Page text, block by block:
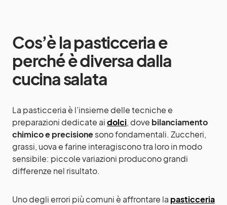
Cos’è la pasticceria e
perché è diversa dalla
cucina salata
La pasticceria è l’insieme delle tecniche e
preparazioni dedicate aidolci, dove bilanciamento
chimico e precisionesono fondamentali. Zuccheri,
grassi, uova e farine interagiscono tra loro in modo
sensibile: piccole variazioni producono grandi
differenze nel risultato.
Uno degli errori più comuni è affrontare la pasticceria